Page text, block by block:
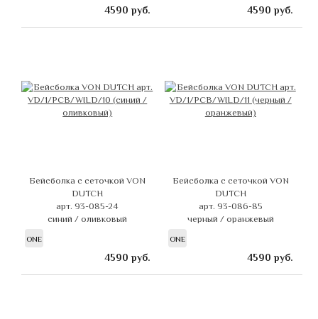
4590 руб. 4590 руб.
Бейсболка с сеточкой VON
DUTCH
арт. 93-085-24
синий / оливковый
ONE
4590 руб.
Бейсболка с сеточкой VON
DUTCH
арт. 93-086-85
черный / оранжевый
ONE
4590 руб.